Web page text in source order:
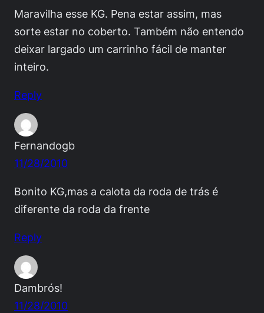
Maravilha esse KG. Pena estar assim, mas
sorte estar no coberto. Também não entendo
deixar largado um carrinho fácil de manter
inteiro.
Reply
Fernandogb
11/28/2010
Bonito KG,mas a calota da roda de trás é
diferente da roda da frente
Reply
Dambrós!
11/28/2010